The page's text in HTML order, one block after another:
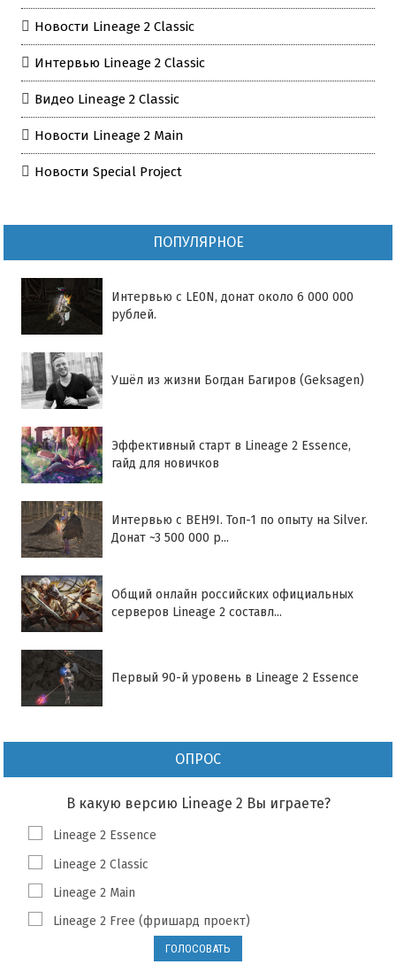
Новости Lineage 2 Classic
Интервью Lineage 2 Classic
Видео Lineage 2 Classic
Новости Lineage 2 Main
Новости Special Project
ПОПУЛЯРНОЕ
Интервью с LE0N, донат около 6 000 000
рублей.
Ушёл из жизни Богдан Багиров (Geksagen)
Эффективный старт в Lineage 2 Essence,
гайд для новичков
Интервью с BEH9I. Топ-1 по опыту на Silver.
Донат ~3 500 000 р...
Общий онлайн российских официальных
серверов Lineage 2 составл...
Первый 90-й уровень в Lineage 2 Essence
ОПРОС
В какую версию Lineage 2 Вы играете?
Lineage 2 Essence
Lineage 2 Classic
Lineage 2 Main
Lineage 2 Free (фришард проект)